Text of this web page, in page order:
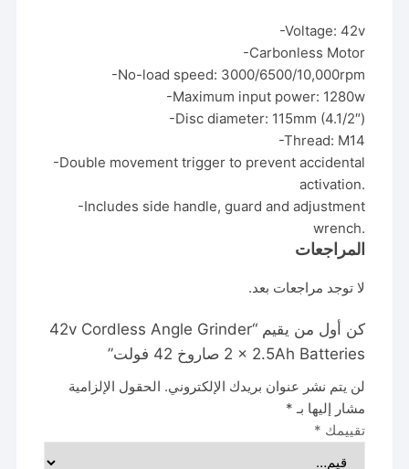
-Voltage: 42v
-Carbonless Motor
-No-load speed: 3000/6500/10,000rpm
-Maximum input power: 1280w
-Disc diameter: 115mm (4.1/2″)
-Thread: M14
-Double movement trigger to prevent accidental
activation.
-Includes side handle, guard and adjustment
wrench.
المراجعات
لا توجد مراجعات بعد.
كن أول من يقيم “42v Cordless Angle Grinder
2 x 2.5Ah Batteries صاروخ 42 فولت”
لن يتم نشر عنوان بريدك الإلكتروني. الحقول الإلزامية
مشار إليها بـ *
تقييمك *